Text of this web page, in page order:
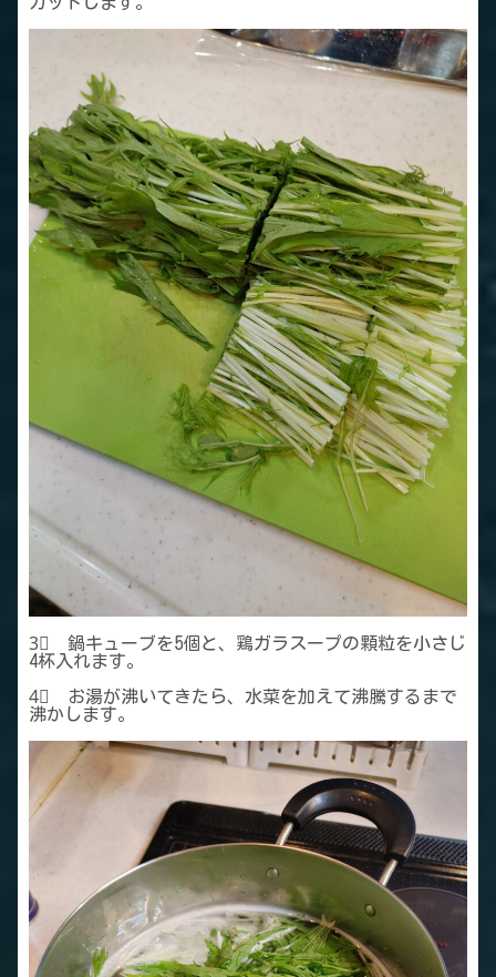
3⃣ 鍋キューブを5個と、鶏ガラスープの顆粒を小さじ
4杯入れます。
4⃣ お湯が沸いてきたら、水菜を加えて沸騰するまで
沸かします。